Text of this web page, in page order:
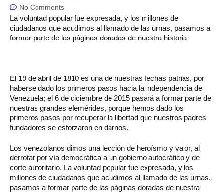
No Comments
La voluntad popular fue expresada, y los millones de
ciudadanos que acudimos al llamado de las urnas, pasamos a
formar parte de las páginas doradas de nuestra historia
El 19 de abril de 1810 es una de nuestras fechas patrias, por
haberse dado los primeros pasos hacia la independencia de
Venezuela; el 6 de diciembre de 2015 pasará a formar parte de
nuestras grandes efemérides, porque hemos dado los
primeros pasos por recuperar la libertad que nuestros padres
fundadores se esforzaron en darnos.
Los venezolanos dimos una lección de heroísmo y valor, al
derrotar por vía democrática a un gobierno autocrático y de
corte autoritario. La voluntad popular fue expresada, y los
millones de ciudadanos que acudimos al llamado de las urnas,
pasamos a formar parte de las páginas doradas de nuestra